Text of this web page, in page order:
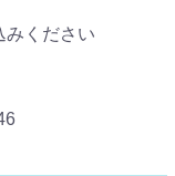
ください